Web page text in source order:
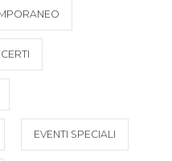
EVENTI SPECIALI